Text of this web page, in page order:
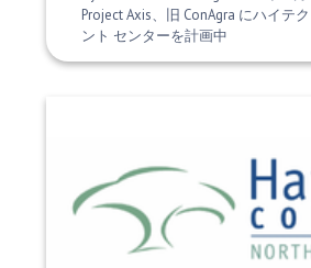
Project Axis、旧 ConAgra にハイテ
ント センターを計画中